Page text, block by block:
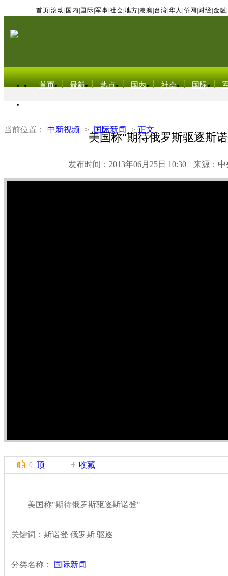
首页 滚动 国内 国际 军事 社会 地方 港澳 台湾 华人 侨网 财经 金融
首页 最新 热点 国内 社会 国际
当前位置： 中新视频 > 国际新闻 > 正文
美国称"期待俄罗斯驱逐斯
发布时间：2013年06月25日 10:30 来源：中
0 顶 收藏
美国称"期待俄罗斯驱逐斯诺登"
关键词：斯诺登 俄罗斯 驱逐
分类名称： 国际新闻